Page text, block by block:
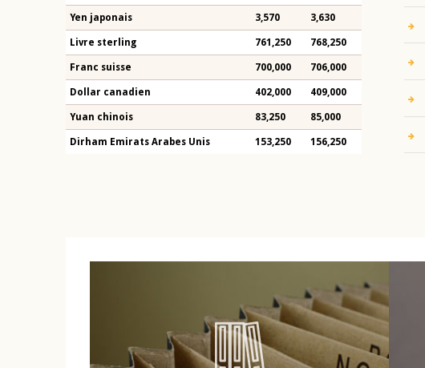
Yen japonais 3,570 3,630
Livre sterling 761,250 768,250
Franc suisse 700,000 706,000
Dollar canadien 402,000 409,000
Yuan chinois 83,250 85,000
Dirham Emirats Arabes Unis 153,250 156,250